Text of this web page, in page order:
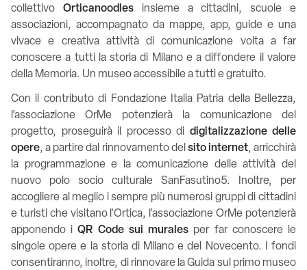
collettivo Orticanoodlesinsieme a cittadini, scuole e
associazioni, accompagnato da mappe, app, guide e una
vivace e creativa attività di comunicazione volta a far
conoscere a tutti la storia di Milano e a diffondere il valore
della Memoria. Un museo accessibile a tutti e gratuito.
Con il contributo di Fondazione Italia Patria della Bellezza,
l’associazione OrMe potenzierà la comunicazione del
progetto, proseguirà il processo di digitalizzazione delle
opere, a partire dal rinnovamento delsito internet, arricchirà
la programmazione e la comunicazione delle attività del
nuovo polo socio culturale SanFasutino5. Inoltre, per
accogliere al meglio i sempre più numerosi gruppi di cittadini
e turisti che visitano l’Ortica, l’associazione OrMe potenzierà
apponendo iQR Code sui murales per far conoscere le
singole opere e la storia di Milano e del Novecento. I fondi
consentiranno, inoltre, di rinnovare la Guida sul primo museo